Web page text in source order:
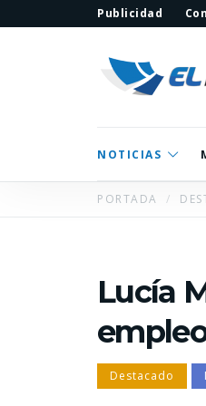
Publicidad
NOTICIAS
PORTADA
Lucía
Destacado